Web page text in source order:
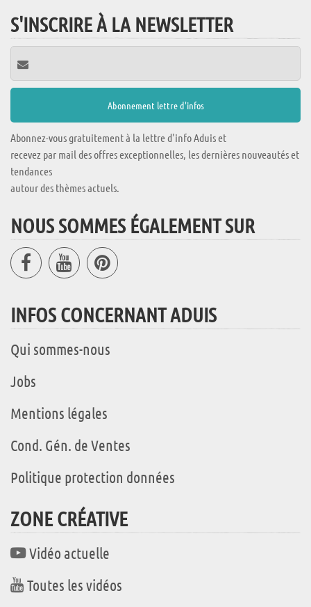
S'INSCRIRE À LA NEWSLETTER
Abonnez-vous gratuitement à la lettre d'info Aduis et
recevez par mail des offres exceptionnelles, les dernières nouveautés et
tendances
autour des thèmes actuels.
NOUS SOMMES ÉGALEMENT SUR
INFOS CONCERNANT ADUIS
Qui sommes-nous
Jobs
Mentions légales
Cond. Gén. de Ventes
Politique protection données
ZONE CRÉATIVE
Vidéo actuelle
Toutes les vidéos